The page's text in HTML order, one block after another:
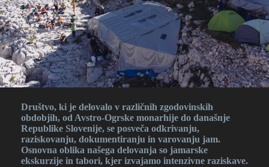
Društvo, ki je delovalo v različnih zgodovinskih
obdobjih, od Avstro-Ogrske monarhije do današnje
Republike Slovenije, se posveča odkrivanju,
raziskovanju, dokumentiranju in varovanju jam.
Osnovna oblika našega delovanja so jamarske
ekskurzije in tabori, kjer izvajamo intenzivne raziskave.